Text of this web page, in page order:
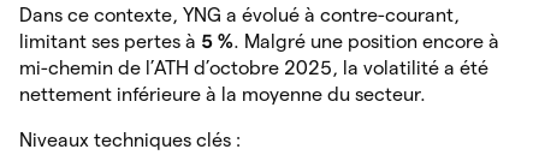
Dans ce contexte, YNG a évolué à contre-courant,
limitant ses pertes à 5 %. Malgré une position encore à
mi-chemin de l’ATH d’octobre 2025, la volatilité a été
nettement inférieure à la moyenne du secteur.
Niveaux techniques clés :